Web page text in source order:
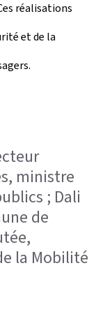
réalisations
et de la
ministre
; Dali
de
la Mobilité